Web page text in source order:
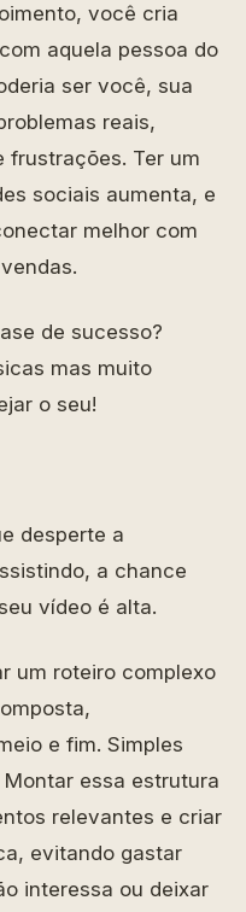
você cria
aquela pessoa do
ser você, sua
reais,
frustrações. Ter um
sociais aumenta, e
melhor com
de sucesso?
mas muito
o seu!
desperte a
a chance
vídeo é alta.
um roteiro complexo
e fim. Simples
essa estrutura
relevantes e criar
evitando gastar
interessa ou deixar